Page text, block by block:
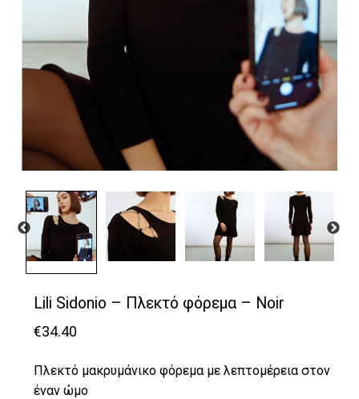
Lili Sidonio – Πλεκτό φόρεμα – Noir
€34.40
Πλεκτό μακρυμάνικο φόρεμα με λεπτομέρεια στον
έναν ώμο